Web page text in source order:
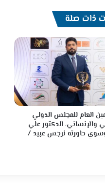
ذات صلة
العام للمجلس الدولي
والإنساني، الدكتور علي
حاورته نرجس عبيد /